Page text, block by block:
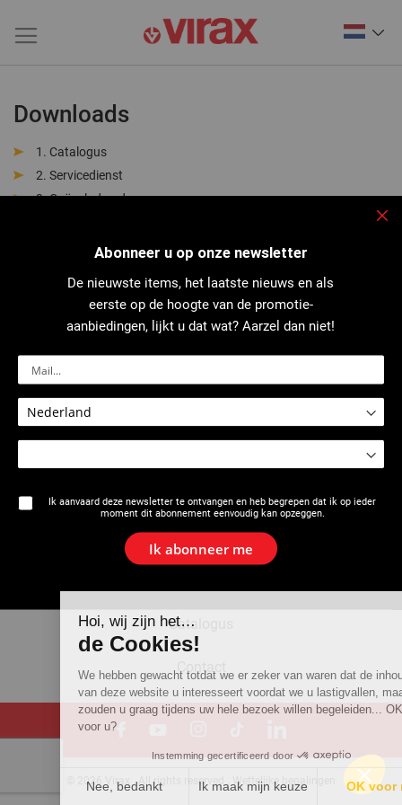
Downloads
Catalogus
Servicedienst
Geëxplodeerde weergave
Handleiding
Reparatiepakketten
CE-conformiteitsverklaring
Het merk
Actualiteiten
Catalogus
Contact
© 2026 Virax . All rights reserved . Wettelijke bepalingen
Abonneer u op onze newsletter
De nieuwste items, het laatste nieuws en als
eerste op de hoogte van de promotie-
aanbiedingen, lijkt u dat wat? Aarzel dan niet!
Ik aanvaard deze newsletter te ontvangen en heb begrepen dat ik op ieder
moment dit abonnement eenvoudig kan opzeggen.
Ik abonneer me
Hoi, wij zijn het…
de Cookies!
We hebben gewacht totdat we er zeker van waren dat de inhoud
van deze website u interesseert voordat we u lastigvallen, maar we
zouden u graag tijdens uw hele bezoek willen begeleiden... OK
Instemming gecertificeerd door
Nee, bedankt Ik maak mijn keuze OK voor mij